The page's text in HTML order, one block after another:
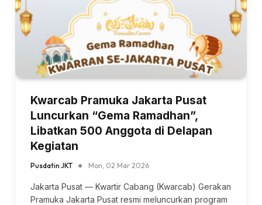
Kwarcab Pramuka Jakarta Pusat
Luncurkan “Gema Ramadhan”,
Libatkan 500 Anggota di Delapan
Kegiatan
Pusdatin JKT Mon, 02 Mar 2026
Jakarta Pusat — Kwartir Cabang (Kwarcab) Gerakan
Pramuka Jakarta Pusat resmi meluncurkan program